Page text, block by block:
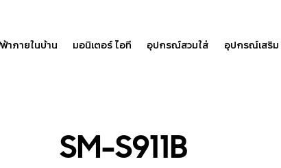
าภายในบ้าน มอนิเตอร์ ไอที อุปกรณ์สวมใส่ อุปกรณ์เสริม
SM-S911B